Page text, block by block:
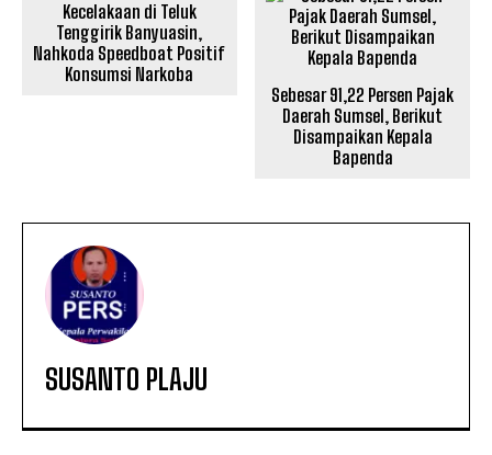
Kecelakaan di Teluk
Tenggirik Banyuasin,
Nahkoda Speedboat Positif
Konsumsi Narkoba
Sebesar 91,22 Persen Pajak
Daerah Sumsel, Berikut
Disampaikan Kepala
Bapenda
SUSANTO PLAJU